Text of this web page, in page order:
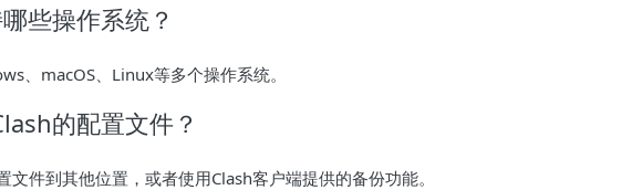
些操作系统？
、macOS、Linux等多个操作系统。
的配置文件？
文件到其他位置，或者使用Clash客户端提供的备份功能。